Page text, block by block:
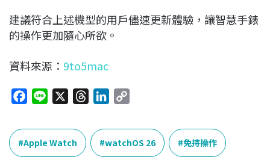
建議符合上述機型的用戶儘速更新體驗，讓智慧手錶
的操作更加隨心所欲。
資料來源： 9to5mac
c
e
n
e
e
n
k
p
y
Apple Watch watchOS 26 免持操作